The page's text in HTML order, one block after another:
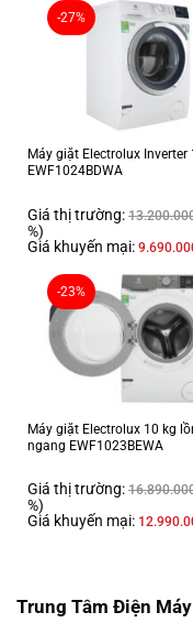
Tốc độ quay (tối đa
Màu sắc: Xám đen Onyx
Năng lượng/Tiêu
Xếp loại: Tiết kiệm năng
Phụ kiện
Phụ kiện đi kèm: Thanh
Thiết kế hiện đại,
không gian
Với tông màu xám đơn
EWF8024P5SB mang lại
tao nhã này là một trong
cửa trước này.
-27%
Máy giặt Electrolux Inverter
EWF1024BDWA
Giá thị trường:
%)
Giá khuyến mại:
-23%
Máy giặt Electrolux 10 kg
ngang EWF1023BEWA
Giá thị trường:
%)
Giá khuyến mại:
Trung Tâm Điện Máy